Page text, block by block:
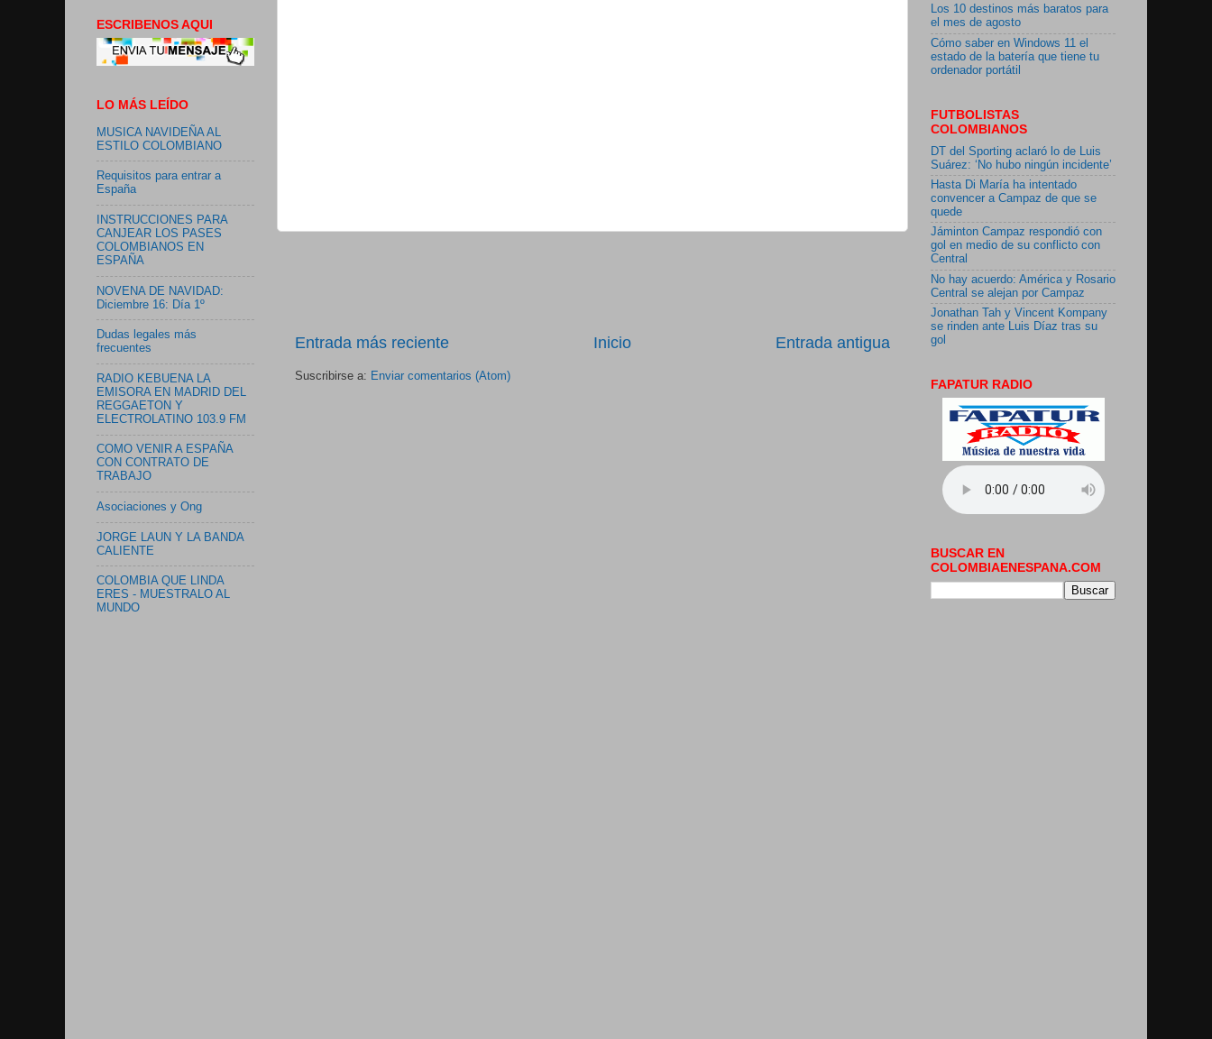
Entrada más reciente Entrada antigua
Inicio
Suscribirse a: Enviar comentarios (Atom)
ESCRIBENOS AQUI
LO MÁS LEÍDO
MUSICA NAVIDEÑA AL
ESTILO COLOMBIANO
Requisitos para entrar a
España
INSTRUCCIONES PARA
CANJEAR LOS PASES
COLOMBIANOS EN
ESPAÑA
NOVENA DE NAVIDAD:
Diciembre 16: Día 1º
Dudas legales más
frecuentes
RADIO KEBUENA LA
EMISORA EN MADRID DEL
REGGAETON Y
ELECTROLATINO 103.9 FM
COMO VENIR A ESPAÑA
CON CONTRATO DE
TRABAJO
Asociaciones y Ong
JORGE LAUN Y LA BANDA
CALIENTE
COLOMBIA QUE LINDA
ERES - MUESTRALO AL
MUNDO
Los 10 destinos más baratos para
el mes de agosto
Cómo saber en Windows 11 el
estado de la batería que tiene tu
ordenador portátil
FUTBOLISTAS
COLOMBIANOS
DT del Sporting aclaró lo de Luis
Suárez: ‘No hubo ningún incidente’
Hasta Di María ha intentado
convencer a Campaz de que se
quede
Jáminton Campaz respondió con
gol en medio de su conflicto con
Central
No hay acuerdo: América y Rosario
Central se alejan por Campaz
Jonathan Tah y Vincent Kompany
se rinden ante Luis Díaz tras su
gol
FAPATUR RADIO
BUSCAR EN
COLOMBIAENESPANA.COM